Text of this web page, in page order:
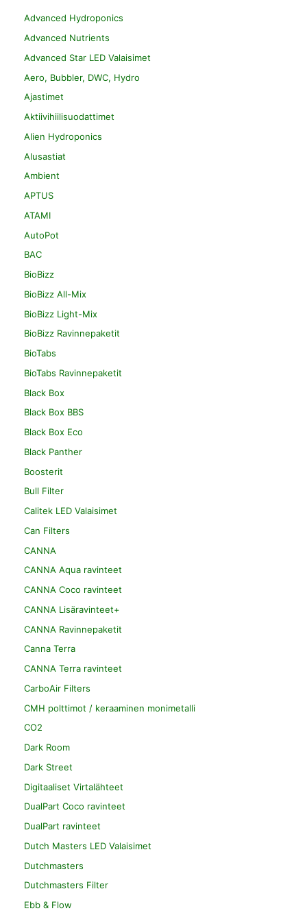
Advanced Hydroponics
Advanced Nutrients
Advanced Star LED Valaisimet
Aero, Bubbler, DWC, Hydro
Ajastimet
Aktiivihiilisuodattimet
Alien Hydroponics
Alusastiat
Ambient
APTUS
ATAMI
AutoPot
BAC
BioBizz
BioBizz All-Mix
BioBizz Light-Mix
BioBizz Ravinnepaketit
BioTabs
BioTabs Ravinnepaketit
Black Box
Black Box BBS
Black Box Eco
Black Panther
Boosterit
Bull Filter
Calitek LED Valaisimet
Can Filters
CANNA
CANNA Aqua ravinteet
CANNA Coco ravinteet
CANNA Lisäravinteet+
CANNA Ravinnepaketit
Canna Terra
CANNA Terra ravinteet
CarboAir Filters
CMH polttimot / keraaminen monimetalli
CO2
Dark Room
Dark Street
Digitaaliset Virtalähteet
DualPart Coco ravinteet
DualPart ravinteet
Dutch Masters LED Valaisimet
Dutchmasters
Dutchmasters Filter
Ebb & Flow